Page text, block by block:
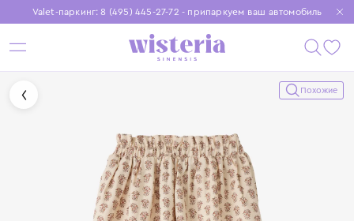
Valet-паркинг: 8 (495) 445-27-72 - припаркуем ваш автомобиль
Бесплатная доставка при заказе от 15 000 ₽
Установите приложение, чтобы покупки были еще удобнее
Похожие